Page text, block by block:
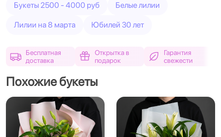
Букеты 2500 - 4000 руб Белые лилии
Лилии на 8 марта Юбилей 30 лет
Бесплатная
доставка
Открытка в
подарок
Гарантия
свежести
Похожие букеты